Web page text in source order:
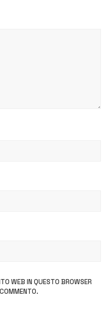
WEB IN QUESTO BROWSER